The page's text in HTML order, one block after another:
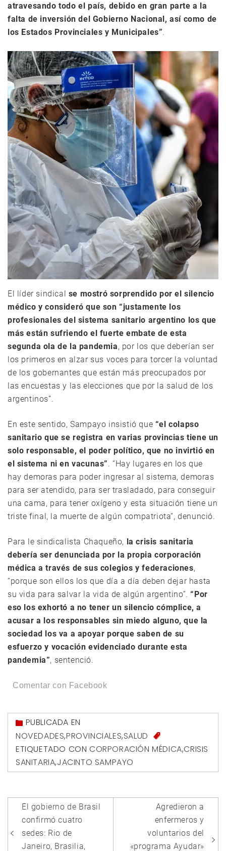
atravesando todo el país, debido en gran parte a la
falta de inversión del Gobierno Nacional, así como de
los Estados Provinciales y Municipales”.
El líder sindical se mostró sorprendido por el silencio
médico y consideró que son “justamente los
profesionales del sistema sanitario argentino los que
más están sufriendo el fuerte embate de esta
segunda ola de la pandemia, por los que deberían ser
los primeros en alzar sus voces para torcer la voluntad
de los gobernantes que están más preocupados por
las encuestas y las elecciones que por la salud de los
argentinos”.
En este sentido, Sampayo insistió que “el colapso
sanitario que se registra en varias provincias tiene un
solo responsable, el poder político, que no invirtió en
el sistema ni en vacunas”. “Hay lugares en los que
hay demoras para poder ingresar al sistema, demoras
para ser atendido, para ser trasladado, para conseguir
una cama, para tener oxígeno y esta situación tiene un
triste final, la muerte de algún compatriota”, denunció.
Para le sindicalista Chaqueño, la crisis sanitaria
debería ser denunciada por la propia corporación
médica a través de sus colegios y federaciones,
“porque son ellos los que día a día deben dejar hasta
su vida para salvar la vida de algún argentino”.“Por
eso los exhortó a no tener un silencio cómplice, a
acusar a los responsables sin miedo alguno, que la
sociedad los va a apoyar porque saben de su
esfuerzo y vocación evidenciado durante esta
pandemia”, sentenció.
Comentar con Facebook
PUBLICADA EN
NOVEDADES,PROVINCIALES,SALUD
ETIQUETADO CON CORPORACIÓN MÉDICA,CRISIS
SANITARIA,JACINTO SAMPAYO
Navegación
de
entradas
El gobierno de Brasil
confirmó cuatro
sedes: Rio de
Janeiro, Brasilia,
Agredieron a
enfermeros y
voluntarios del
«programa Ayudar»